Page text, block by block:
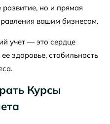
но и прямая
вашим бизнесом.
учет — это сердце
здоровье, стабильность
Курсы